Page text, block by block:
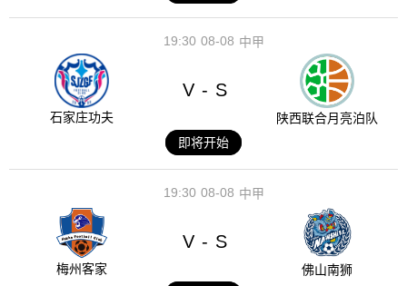
08-08
19:30 中甲
石家庄功夫
V - S
陕西联合月亮泊队
即将开始
08-08
19:30 中甲
梅州客家
V - S
佛山南狮